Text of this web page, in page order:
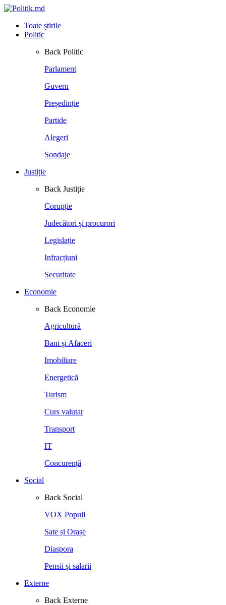
Toate știrile
Politic
Back Politic
Parlament
Guvern
Președinție
Partide
Alegeri
Sondaje
Justiție
Back Justiție
Corupție
Judecători și procurori
Legislație
Infracțiuni
Securitate
Economie
Back Economie
Agricultură
Bani și Afaceri
Imobiliare
Energetică
Turism
Curs valutar
Transport
IT
Concurență
Social
Back Social
VOX Populi
Sate și Orașe
Diaspora
Pensii și salarii
Externe
Back Externe